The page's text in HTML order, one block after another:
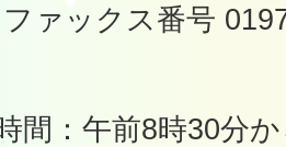
ファックス番号
間：午前8時30分